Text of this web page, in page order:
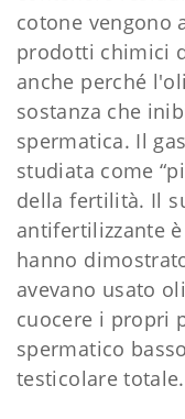
cotone vengono
prodotti chimici
anche perché
sostanza che
spermatica. Il
studiata come
della fertilità. Il
antifertilizzante
hanno
avevano usato
cuocere i propri
spermatico
testicolare totale.